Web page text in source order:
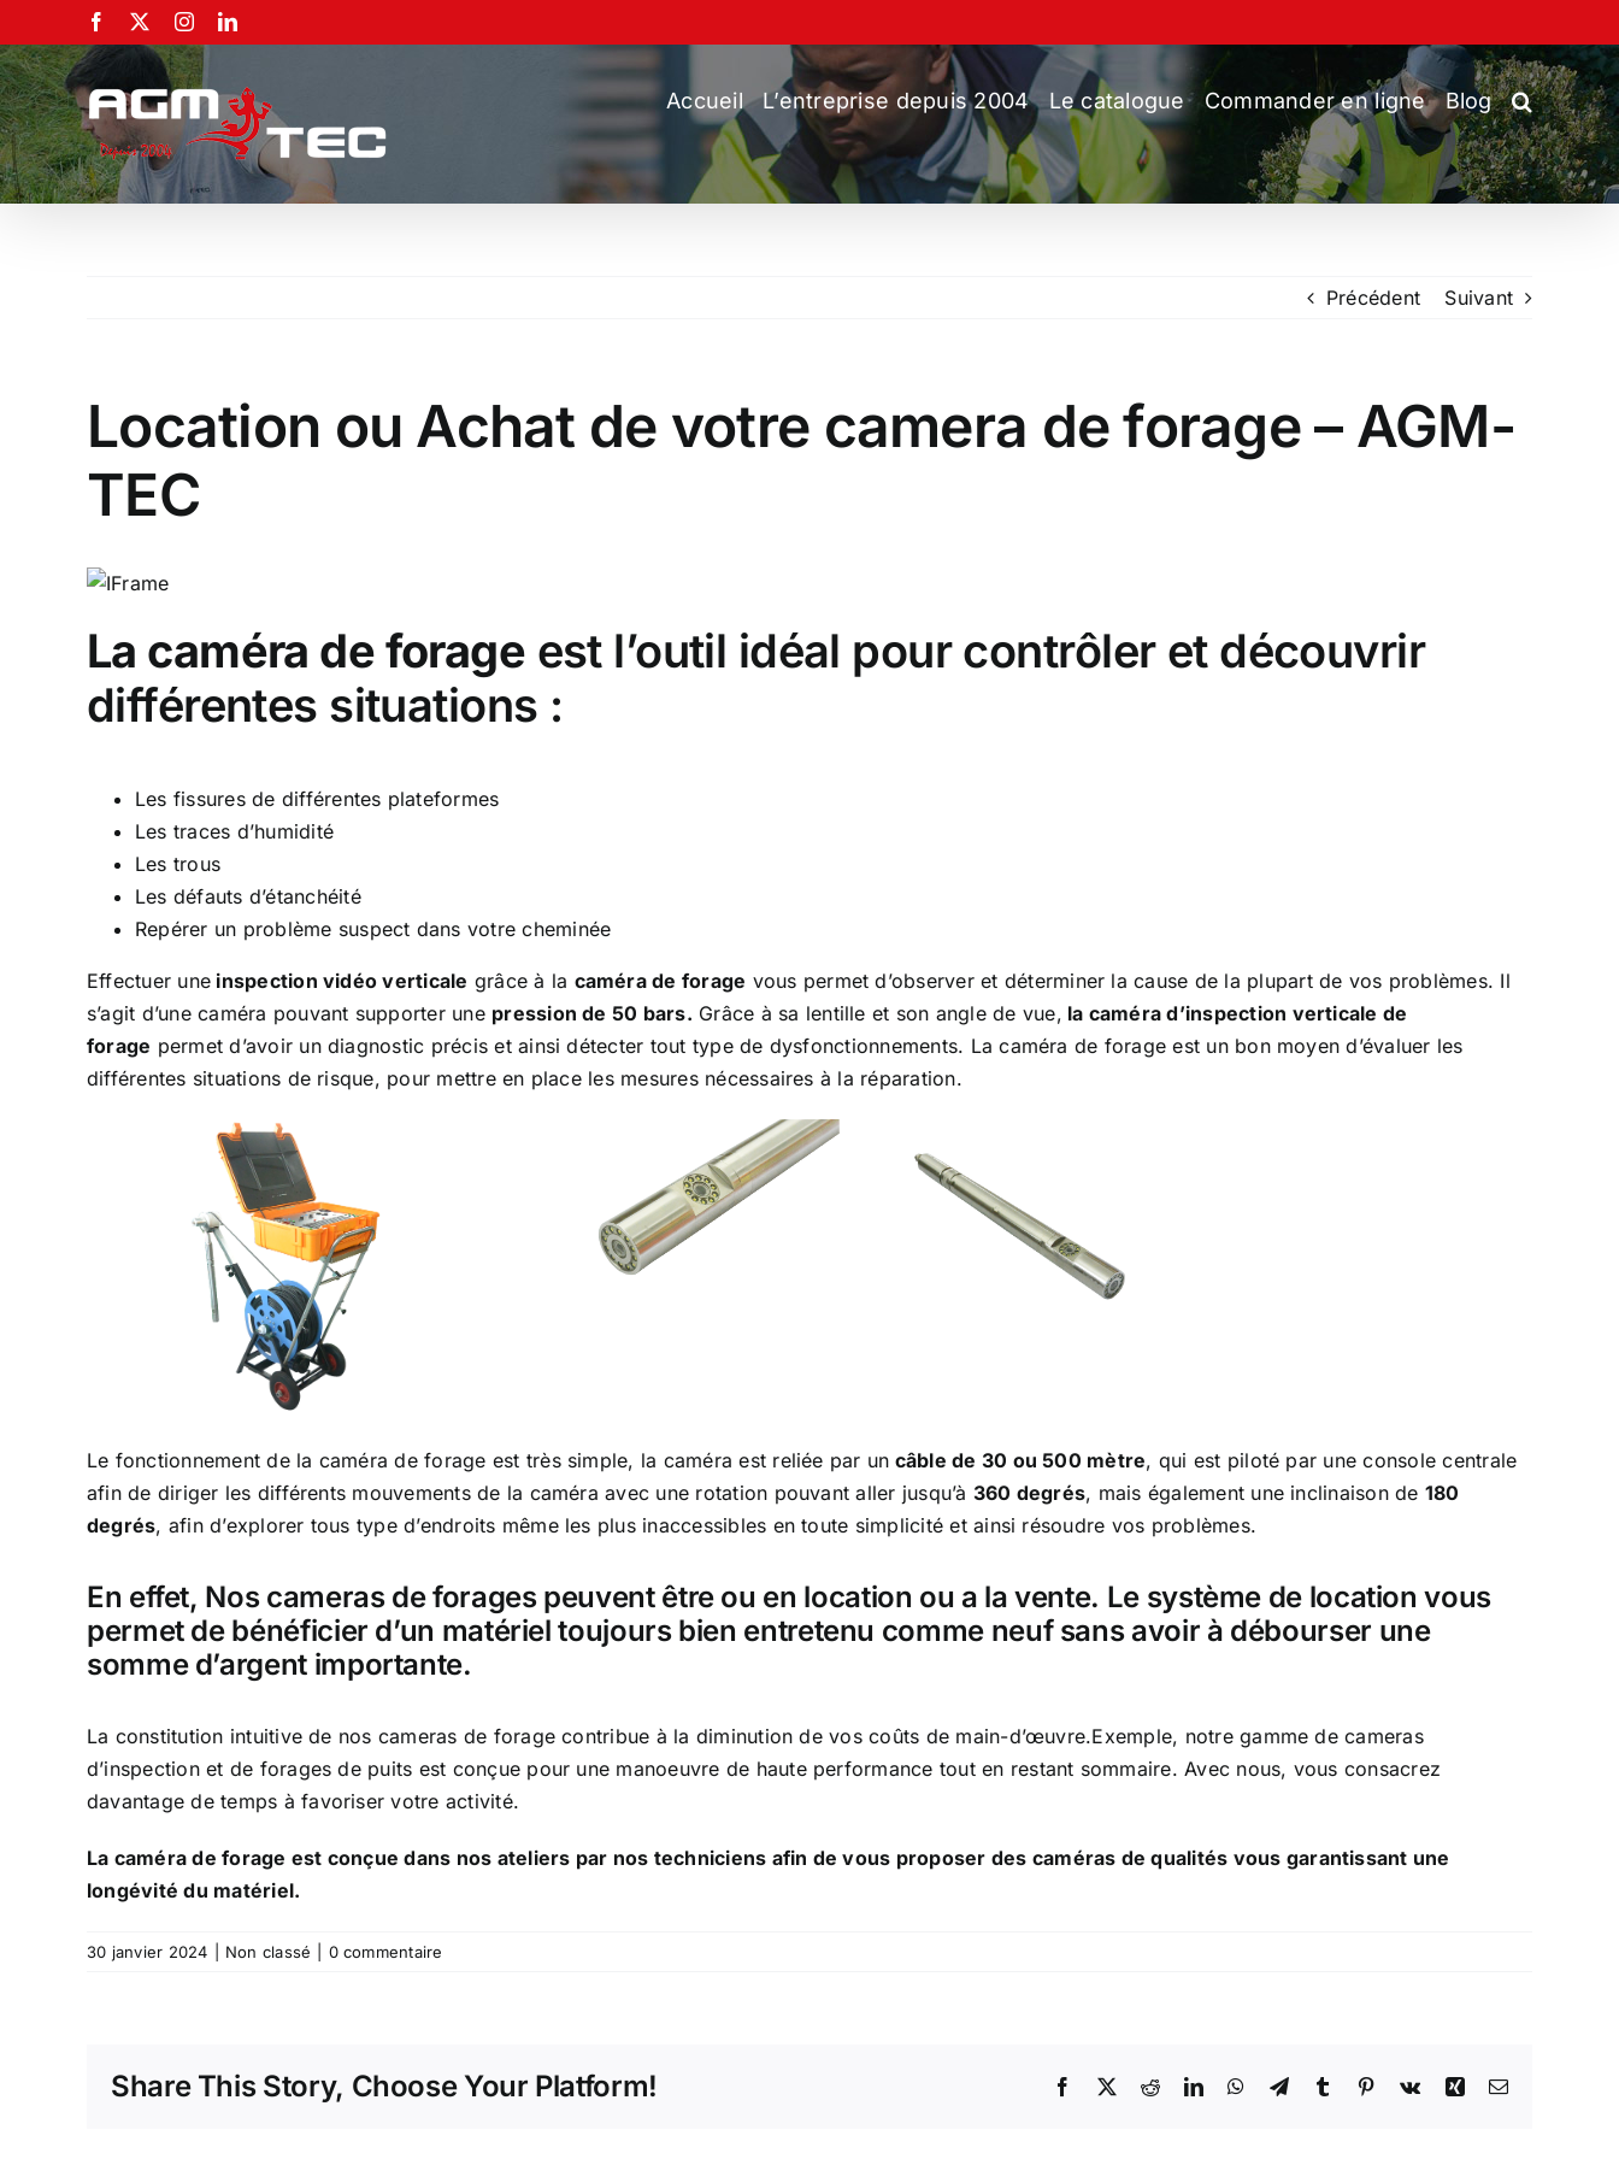
au
contenu
Facebook InstagramLinkedIn
Accueil L’entreprise depuis 2004 Le catalogue Commander en ligne Blog
Précédent Suivant
Location ou Achat de votre camera de forage – AGM-
TEC
La caméra de forage est l’outil idéal pour contrôler et découvrir
différentes situations :
Les fissures de différentes plateformes
Les traces d’humidité
Les trous
Les défauts d’étanchéité
Repérer un problème suspect dans votre cheminée
Effectuer une inspection vidéo verticale grâce à la caméra de forage vous permet d’observer et déterminer la cause de la plupart de vos problèmes. Il
s’agit d’une caméra pouvant supporter une pression de 50 bars. Grâce à sa lentille et son angle de vue, la caméra d’inspection verticale de
forage permet d’avoir un diagnostic précis et ainsi détecter tout type de dysfonctionnements. La caméra de forage est un bon moyen d’évaluer les
différentes situations de risque, pour mettre en place les mesures nécessaires à la réparation.
Le fonctionnement de la caméra de forage est très simple, la caméra est reliée par un câble de 30 ou 500 mètre, qui est piloté par une console centrale
afin de diriger les différents mouvements de la caméra avec une rotation pouvant aller jusqu’à 360 degrés, mais également une inclinaison de 180
degrés, afin d’explorer tous type d’endroits même les plus inaccessibles en toute simplicité et ainsi résoudre vos problèmes.
En effet, Nos cameras de foragespeuvent être ou en location ou a la vente. Le système de location vous
permet de bénéficier d’un matériel toujours bien entretenu comme neuf sans avoir à débourser une
somme d’argent importante.
La constitution intuitive de nos cameras de forage contribue à la diminution de vos coûts de main-d’œuvre.Exemple, notre gamme de cameras
d’inspection et de forages de puits est conçue pour une manoeuvre de haute performance tout en restant sommaire. Avec nous, vous consacrez
davantage de temps à favoriser votre activité.
La caméra de forage est conçue dans nos ateliers par nos techniciens afin de vous proposer des caméras de qualités vous garantissant une
longévité du matériel.
30 janvier 2024 Non classé 0 commentaire
Share This Story, Choose Your Platform! Facebook
X RedditLinkedInWhatsApp
TelegramTumblr Pinterest
Vk Xing Email